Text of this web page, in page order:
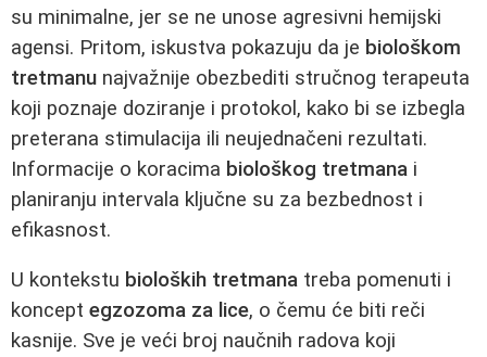
su minimalne, jer se ne unose agresivni hemijski
agensi. Pritom, iskustva pokazuju da je biološkom
tretmanu najvažnije obezbediti stručnog terapeuta
koji poznaje doziranje i protokol, kako bi se izbegla
preterana stimulacija ili neujednačeni rezultati.
Informacije o koracima biološkog tretmana i
planiranju intervala ključne su za bezbednost i
efikasnost.
U kontekstu bioloških tretmana treba pomenuti i
koncept egzozoma za lice, o čemu će biti reči
kasnije. Sve je veći broj naučnih radova koji